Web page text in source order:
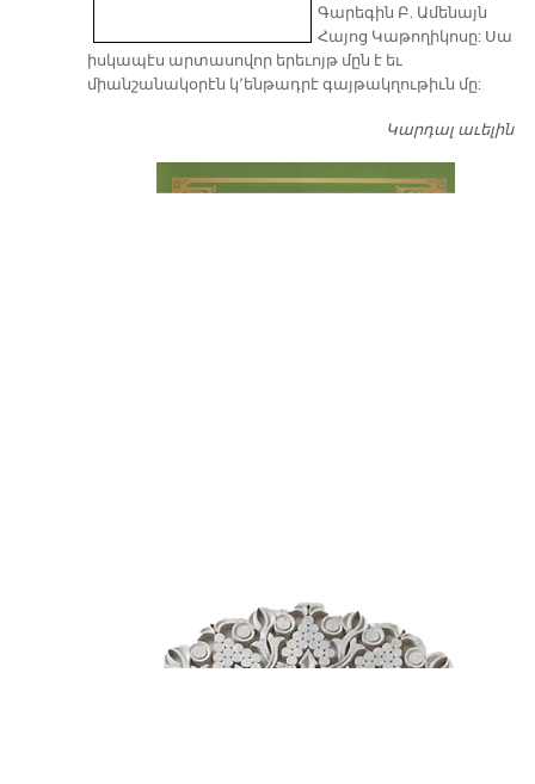
Գարեգին Բ. Ամենայն
Հայոց Կաթողիկոսը: Սա
իսկապէս արտասովոր երեւոյթ մըն է եւ
միանշանակօրէն կ՚ենթադրէ գայթակղութիւն մը:
Կարդալ աւելին